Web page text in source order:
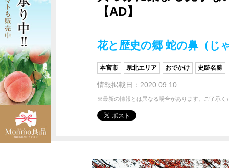
【AD】
花と歴史の郷 蛇の鼻（じ
本宮市 県北エリア おでかけ 史跡名勝
情報掲載日：2020.09.10
※最新の情報とは異なる場合があります。ご了承く